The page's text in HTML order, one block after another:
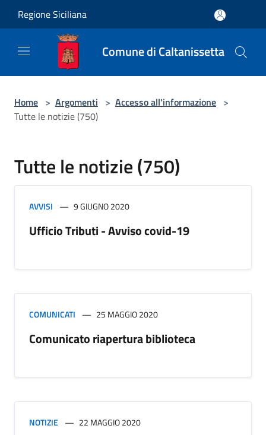
Regione Siciliana
Comune di Caltanissetta
Home > Argomenti > Accesso all'informazione >
Tutte le notizie (750)
Tutte le notizie (750)
AVVISI 9 GIUGNO 2020
Ufficio Tributi - Avviso covid-19
COMUNICATI 25 MAGGIO 2020
Comunicato riapertura biblioteca
NOTIZIE 22 MAGGIO 2020